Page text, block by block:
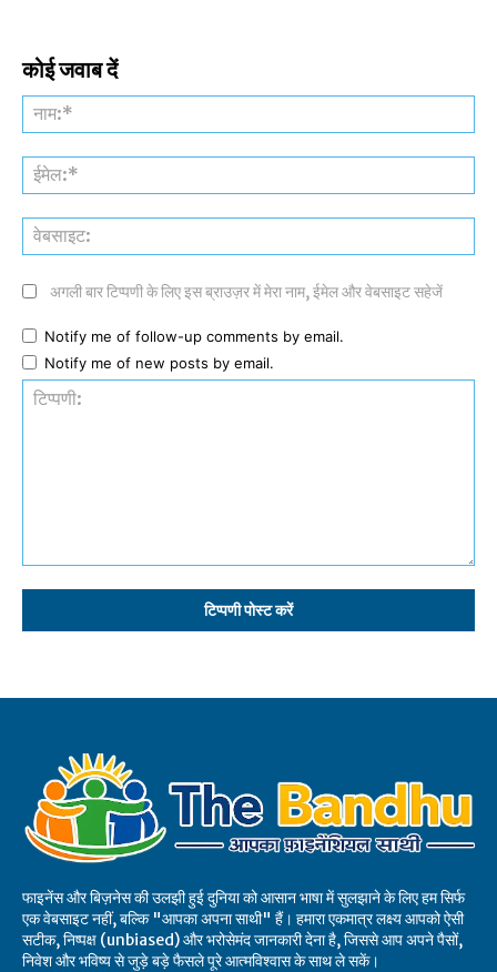
कोई जवाब दें
अगली बार टिप्पणी के लिए इस ब्राउज़र में मेरा नाम, ईमेल और वेबसाइट सहेजें
Notify me of follow-up comments by email.
Notify me of new posts by email.
फाइनेंस और बिज़नेस की उलझी हुई दुनिया को आसान भाषा में सुलझाने के लिए हम सिर्फ
एक वेबसाइट नहीं, बल्कि "आपका अपना साथी" हैं। हमारा एकमात्र लक्ष्य आपको ऐसी
सटीक, निष्पक्ष (unbiased) और भरोसेमंद जानकारी देना है, जिससे आप अपने पैसों,
निवेश और भविष्य से जुड़े बड़े फैसले पूरे आत्मविश्वास के साथ ले सकें।